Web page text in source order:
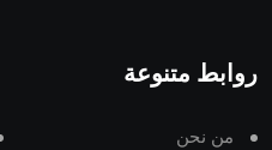
روابط متنوعة
من نحن